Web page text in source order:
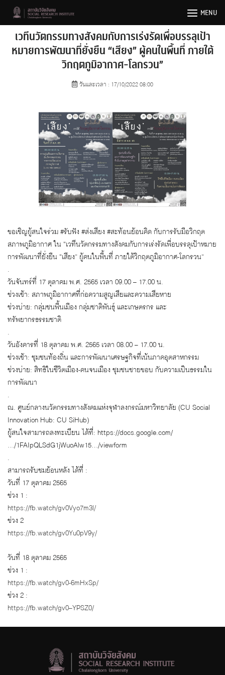
MENU
เวทีนวัตกรรมทางสังคมกับการเร่งรัดเพื่อบรรลุเป้า
หมายการพัฒนาที่ยั่งยืน “เสียง” ผู้คนในพื้นที่ ภายใต้
วิกฤตภูมิอากาศ-โลกรวน”
วันและเวลา : 17/10/2022 08:00
ขอเชิญผู้สนใจร่วม #รับฟัง #ส่งเสียง #สะท้อนย้อนคิด กับการรับมือวิกฤต
สภาพภูมิอากาศ ใน “เวทีนวัตกรรมทางสังคมกับการเร่งรัดเพื่อบรรลุเป้าหมาย
การพัฒนาที่ยั่งยืน “เสียง” ผู้คนในพื้นที่ ภายใต้วิกฤตภูมิอากาศ-โลกรวน”
.
วันจันทร์ที่ 17 ตุลาคม พ.ศ. 2565 เวลา 09.00 – 17.00 น.
ช่วงเช้า: สภาพภูมิอากาศที่ก่อความสูญเสียและความเสียหาย
ช่วงบ่าย: กลุ่มชนพื้นเมือง กลุ่มชาติพันธุ์ และเกษตรกร และ
ทรัพยากรธรรมชาติ
.
วันอังคารที่ 18 ตุลาคม พ.ศ. 2565 เวลา 08.00 – 17.00 น.
ช่วงเช้า: ชุมชนท้องถิ่น และการพัฒนาเศรษฐกิจที่เน้นภาคอุตสาหกรรม
ช่วงบ่าย: สิทธิในชีวิตเมือง-คนจนเมือง ชุมชนชายขอบ กับความเป็นธรรมใน
การพัฒนา
.
ณ. ศูนย์กลางนวัตกรรมทางสังคมแห่งจุฬาลงกรณ์มหาวิทยาลัย (CU Social
Innovation Hub: CU SiHub)
ผู้สนใจสามารถลงทะเบียน ได้ที่: https://docs.google.com/
…/1FAIpQLSdG1jWuoAlw15…/viewform
.
สามารถรับชมย้อนหลัง ได้ที่ :
วันที่ 17 ตุลาคม 2565
ช่วง 1 :
https://fb.watch/gv0Vyo7m3l/
ช่วง 2
https://fb.watch/gv0Yu0pV9y/
วันที่ 18 ตุลาคม 2565
ช่วง 1 :
https://fb.watch/gv0-6mHxSp/
ช่วง 2 :
https://fb.watch/gv0–YPSZ0/